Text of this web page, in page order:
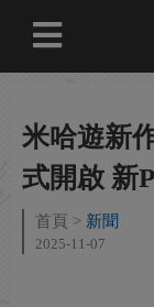
米哈遊新
式開啟 新
首頁 新聞
2025-11-07